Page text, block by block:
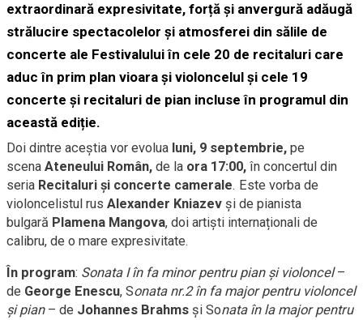
extraordinară expresivitate, forță și anvergură adăugă
strălucire spectacolelor și atmosferei din sălile de
concerte ale Festivalului în cele 20 de recitaluri care
aduc în prim plan vioara și violoncelul și cele 19
concerte și recitaluri de pian incluse în programul din
această ediție.
Doi dintre aceștia vor evolua luni, 9 septembrie, pe
scena Ateneului Român, de la ora 17:00, în concertul din
seria Recitaluri și concerte camerale. Este vorba de
violoncelistul rus Alexander Kniazev și de pianista
bulgară Plamena Mangova, doi artiști internaționali de
calibru, de o mare expresivitate.
În program: Sonata I în fa minor pentru pian şi violoncel–
de George Enescu, Sonata nr.2 în fa major pentru violoncel
și pian– de Johannes Brahms și Sonata în la major pentru